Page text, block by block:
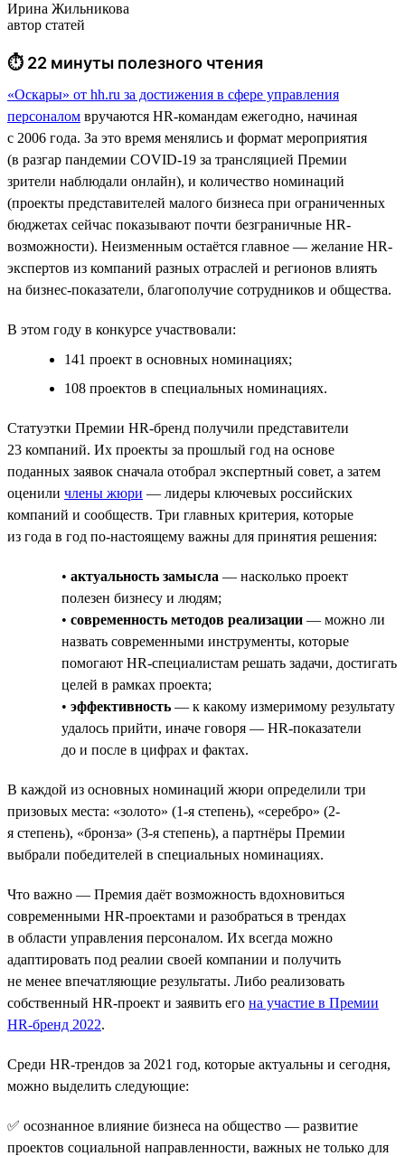
Ирина Жильникова
автор статей
⏱ 22 минуты полезного чтения
«Оскары» от hh.ru за достижения в сфере управления
персоналом вручаются HR-командам ежегодно, начиная
с 2006 года. За это время менялись и формат мероприятия
(в разгар пандемии COVID-19 за трансляцией Премии
зрители наблюдали онлайн), и количество номинаций
(проекты представителей малого бизнеса при ограниченных
бюджетах сейчас показывают почти безграничные HR-
возможности). Неизменным остаётся главное — желание HR-
экспертов из компаний разных отраслей и регионов влиять
на бизнес-показатели, благополучие сотрудников и общества.
В этом году в конкурсе участвовали:
141 проект в основных номинациях;
108 проектов в специальных номинациях.
Статуэтки Премии HR-бренд получили представители
23 компаний. Их проекты за прошлый год на основе
поданных заявок сначала отобрал экспертный совет, а затем
оценили члены жюри — лидеры ключевых российских
компаний и сообществ. Три главных критерия, которые
из года в год по-настоящему важны для принятия решения:
• актуальность замысла — насколько проект
полезен бизнесу и людям;
• современность методов реализации — можно ли
назвать современными инструменты, которые
помогают HR-специалистам решать задачи, достигать
целей в рамках проекта;
• эффективность — к какому измеримому результату
удалось прийти, иначе говоря — HR-показатели
до и после в цифрах и фактах.
В каждой из основных номинаций жюри определили три
призовых места: «золото» (1-я степень), «серебро» (2-
я степень), «бронза» (3-я степень), а партнёры Премии
выбрали победителей в специальных номинациях.
Что важно — Премия даёт возможность вдохновиться
современными HR-проектами и разобраться в трендах
в области управления персоналом. Их всегда можно
адаптировать под реалии своей компании и получить
не менее впечатляющие результаты. Либо реализовать
собственный HR-проект и заявить его на участие в Премии
HR-бренд 2022.
Среди HR-трендов за 2021 год, которые актуальны и сегодня,
можно выделить следующие:
✅ осознанное влияние бизнеса на общество — развитие
проектов социальной направленности, важных не только для